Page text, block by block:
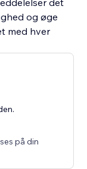
det
og øge
med hver
på din